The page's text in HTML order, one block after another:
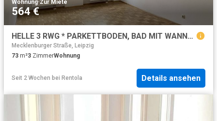
Wohnung·Zur Miete
564 €
HELLE 3 RWG * PARKETTBODEN, BAD MIT WANNE IN GOHLIS IM DG*WE 15* – I.V.K. GmbH – Immobilien Leipzig
Mecklenburger Straße, Leipzig
73 m²3 ZimmerWohnung
Seit 2 Wochen bei Rentola Details ansehen